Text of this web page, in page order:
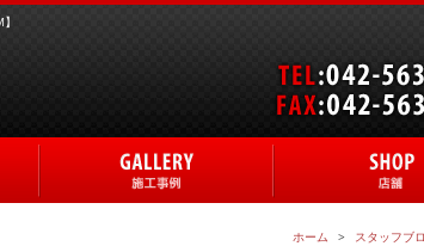
ホーム スタッフブ